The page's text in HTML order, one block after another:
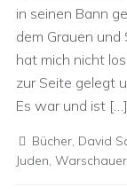
in seinen Bann
dem Grauen und
hat mich nicht
zur Seite gelegt
Es war und ist […]
Bücher, David
Juden,